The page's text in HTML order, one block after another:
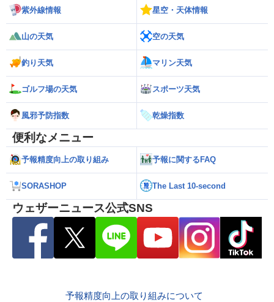
紫外線情報 星空・天体情報
山の天気 空の天気
釣り天気 マリン天気
ゴルフ場の天気 スポーツ天気
風邪予防指数 乾燥指数
便利なメニュー
予報精度向上の取り組み 予報に関するFAQ
SORASHOP The Last 10-second
ウェザーニュース公式SNS
予報精度向上の取り組みについて